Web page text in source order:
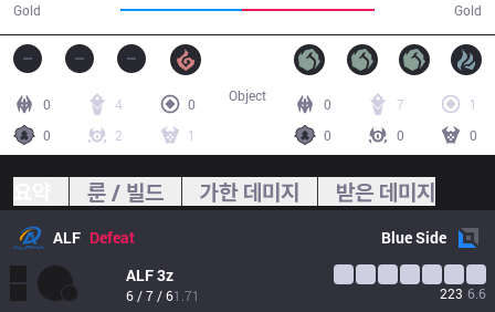
Gold Gold
0 4
0
0
2 1
0 7
1
0
0 0
Object
룬 / 빌드 가한 데미지 받은 데미지
ALF Defeat BlueSide
ALF3z
6 / 7 / 61.71 223 6.6